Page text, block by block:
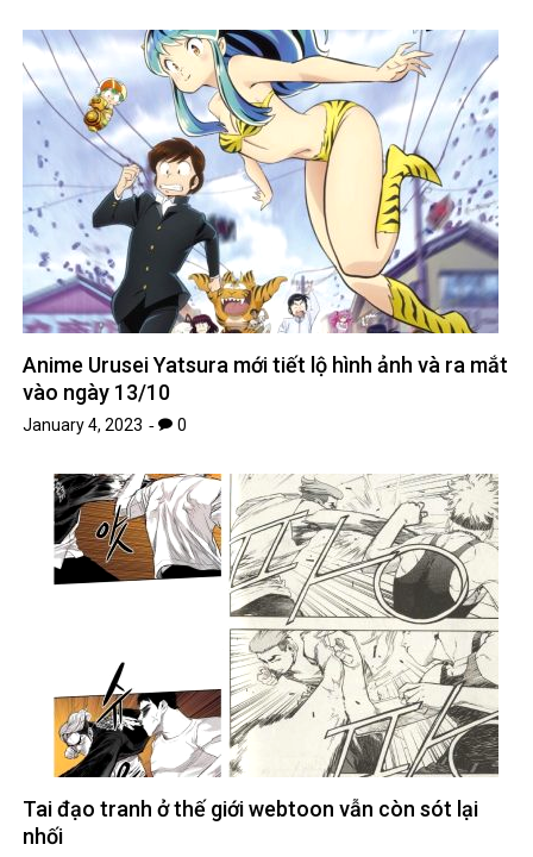
Anime Urusei Yatsura mới tiết lộ hình ảnh và ra mắt
vào ngày 13/10
January 4, 2023 0
Tai đạo tranh ở thế giới webtoon vẫn còn sót lại
nhối